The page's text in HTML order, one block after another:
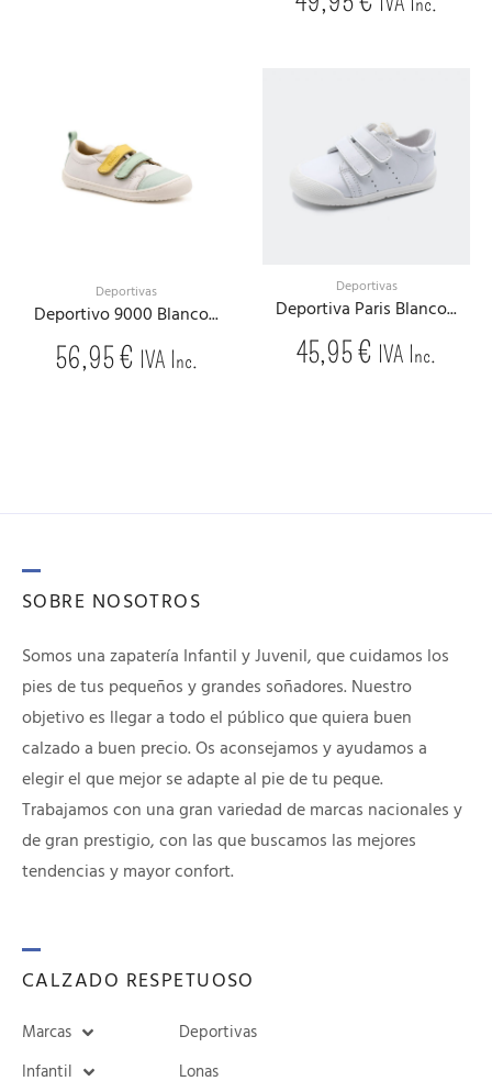
Deportivas
Deportivo 9000 Blanco...
56,95€ IVA Inc.
Deportivas
Deportiva Paris Blanco...
45,95€ IVA Inc.
SOBRE NOSOTROS
Somos una zapatería Infantil y Juvenil, que cuidamos los
pies de tus pequeños y grandes soñadores. Nuestro
objetivo es llegar a todo el público que quiera buen
calzado a buen precio. Os aconsejamos y ayudamos a
elegir el que mejor se adapte al pie de tu peque.
Trabajamos con una gran variedad de marcas nacionales y
de gran prestigio, con las que buscamos las mejores
tendencias y mayor confort.
CALZADO RESPETUOSO
Marcas
Infantil
Deportivas
Lonas